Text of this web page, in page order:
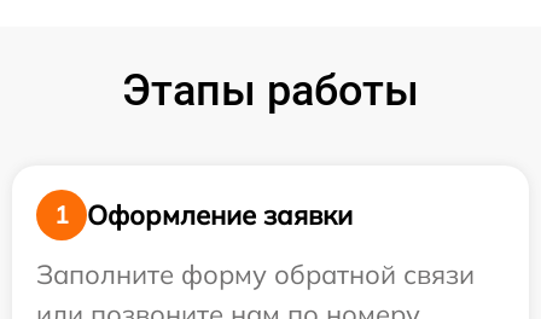
Этапы работы
1
Оформление заявки
Заполните форму обратной связи